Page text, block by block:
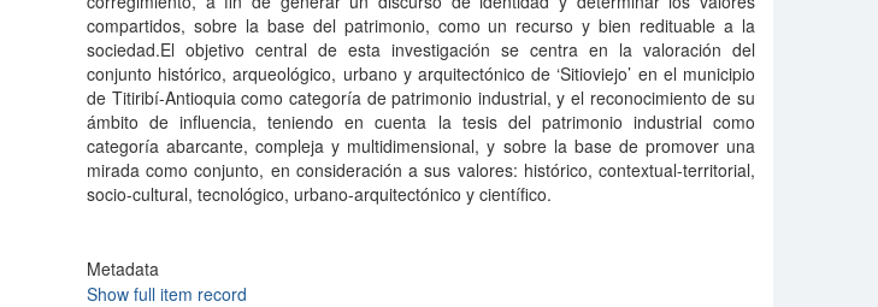
compartidos, sobre la base del patrimonio, como un recurso y bien redituable a la
sociedad.El objetivo central de esta investigación se centra en la valoración del
conjunto histórico, arqueológico, urbano y arquitectónico de ‘Sitioviejo’ en el municipio
de Titiribí-Antioquia como categoría de patrimonio industrial, y el reconocimiento de su
ámbito de influencia, teniendo en cuenta la tesis del patrimonio industrial como
categoría abarcante, compleja y multidimensional, y sobre la base de promover una
mirada como conjunto, en consideración a sus valores: histórico, contextual-territorial,
socio-cultural, tecnológico, urbano-arquitectónico y científico.
Metadata
Show full item record